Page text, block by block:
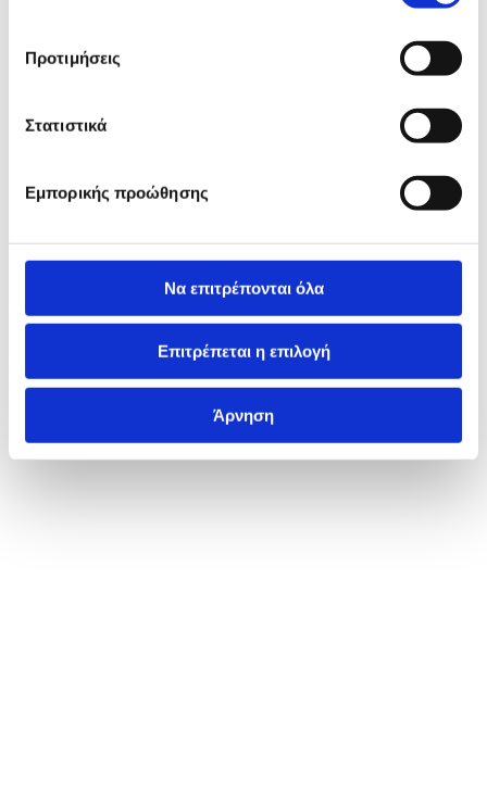
Προτιμήσεις
Στατιστικά
Εμπορικής προώθησης
Να επιτρέπονται όλα
Επιτρέπεται η επιλογή
Άρνηση